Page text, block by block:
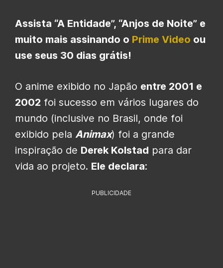
Assista “A Entidade”, “Anjos de Noite” e
muito mais assinando o Prime Video ou
use seus 30 dias grátis!
O anime exibido no Japão entre 2001 e
2002 foi sucesso em vários lugares do
mundo (inclusive no Brasil, onde foi
exibido pela Animax) foi a grande
inspiração de Derek Kolstad para dar
vida ao projeto. Ele declara:
PUBLICIDADE